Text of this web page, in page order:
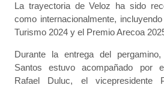
La trayectoria de Veloz ha sido
como internacionalmente,
Turismo 2024 y el Premio Arecoa
Durante la entrega del
Santos estuvo acompañado por
Rafael Duluc, el vicepresidente